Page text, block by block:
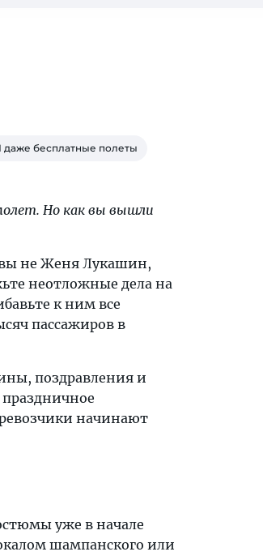
даже бесплатные полеты
Но как вы вышли
вы не Женя Лукашин,
неотложные дела на
к ним все
пассажиров в
поздравления и
начинают
уже в начале
шампанского или